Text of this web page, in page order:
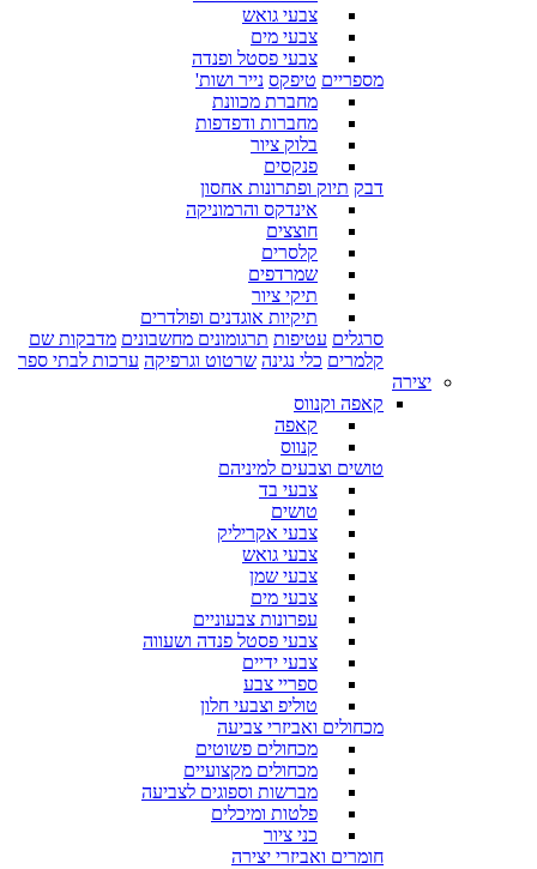
צבעי גואש
צבעי מים
צבעי פסטל ופנדה
מספריים טיפקס נייר ושות'
מחברת מכוונת
מחברות ודפדפות
בלוק ציור
פנקסים
דבק תיוק ופתרונות אחסון
אינדקס והרמוניקה
חוצצים
קלסרים
שמרדפים
תיקי ציור
תיקיות אוגדנים ופולדרים
סרגלים עטיפות תרגומונים מחשבונים מדבקות שם
קלמרים כלי נגינה שרטוט וגרפיקה ערכות לבתי ספר
יצירה
קאפה וקנווס
קאפה
קנווס
טושים וצבעים למיניהם
צבעי בד
טושים
צבעי אקריליק
צבעי גואש
צבעי שמן
צבעי מים
עפרונות צבעוניים
צבעי פסטל פנדה ושעווה
צבעי ידיים
ספריי צבע
טוליפ וצבעי חלון
מכחולים ואביזרי צביעה
מכחולים פשוטים
מכחולים מקצועיים
מברשות וספוגים לצביעה
פלטות ומיכלים
כני ציור
חומרים ואביזרי יצירה